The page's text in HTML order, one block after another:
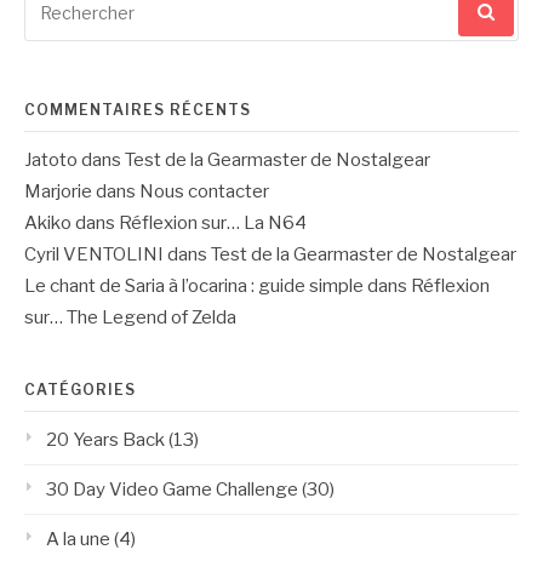
pour
COMMENTAIRES RÉCENTS
Jatoto dans Test de la Gearmaster de Nostalgear
Marjorie dans Nous contacter
Akiko dans Réflexion sur… La N64
Cyril VENTOLINI dans Test de la Gearmaster de Nostalgear
Le chant de Saria à l’ocarina : guide simple dans Réflexion
sur… The Legend of Zelda
CATÉGORIES
20 Years Back (13)
30 Day Video Game Challenge (30)
A la une (4)